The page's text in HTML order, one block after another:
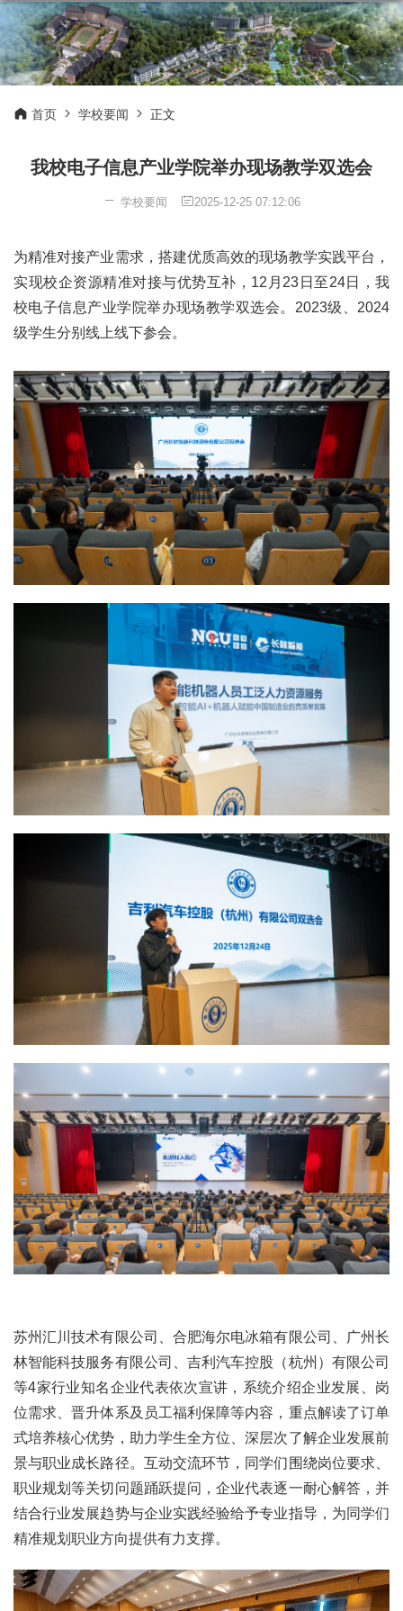
首页 学校要闻 正文
我校电子信息产业学院举办现场教学双选会
学校要闻 2025-12-25 07:12:06
为精准对接产业需求，搭建优质高效的现场教学实践平台，
实现校企资源精准对接与优势互补，12月23日至24日，我
校电子信息产业学院举办现场教学双选会。2023级、2024
级学生分别线上线下参会。
苏州汇川技术有限公司、合肥海尔电冰箱有限公司、广州长
林智能科技服务有限公司、吉利汽车控股（杭州）有限公司
等4家行业知名企业代表依次宣讲，系统介绍企业发展、岗
位需求、晋升体系及员工福利保障等内容，重点解读了订单
式培养核心优势，助力学生全方位、深层次了解企业发展前
景与职业成长路径。互动交流环节，同学们围绕岗位要求、
职业规划等关切问题踊跃提问，企业代表逐一耐心解答，并
结合行业发展趋势与企业实践经验给予专业指导，为同学们
精准规划职业方向提供有力支撑。